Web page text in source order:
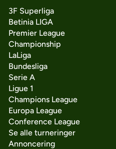
3F Superliga
Betinia LIGA
Premier League
Championship
LaLiga
Bundesliga
Serie A
Ligue 1
Champions League
Europa League
Conference League
Se alle turneringer
Annoncering